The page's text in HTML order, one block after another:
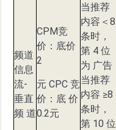
频道
信息
流-
垂直
频 道
CPM竞
价：底价
2
元 CPC 竞
价：底 价
0.2元
当推荐
内容＜8
条时，
第 4 位
为 广告
当推荐
内容 ≥8
条时，
第 10 位